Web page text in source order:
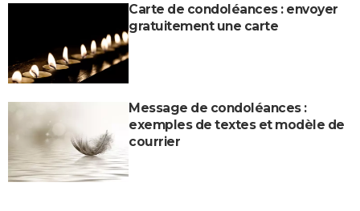
Carte de condoléances : envoyer
gratuitement une carte
Message de condoléances :
exemples de textes et modèle de
courrier